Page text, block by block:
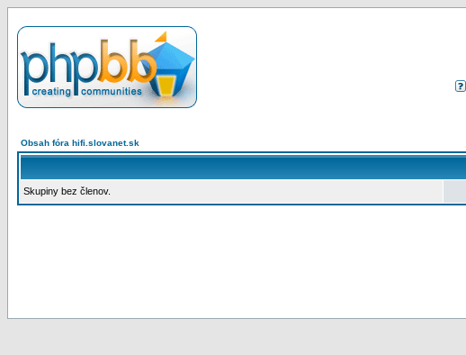
Obsah fóra hifi.slovanet.sk
Skupiny bez členov.